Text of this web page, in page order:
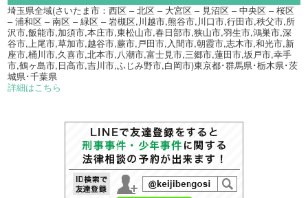
埼玉県全域(さいたま市：西区 – 北区 – 大宮区 – 見沼区 – 中央区 – 桜区
– 浦和区 – 南区 – 緑区 – 岩槻区,川越市,熊谷市,川口市,行田市,秩父市,所
沢市,飯能市,加須市,本庄市,東松山市,春日部市,狭山市,羽生市,鴻巣市,深
谷市,上尾市,草加市,越谷市,蕨市,戸田市,入間市,朝霞市,志木市,和光市,新
座市,桶川市,久喜市,北本市,八潮市,富士見市,三郷市,蓮田市,坂戸市,幸手
市,鶴ヶ島市,日高市,吉川市,ふじみ野市,白岡市)東京都･群馬県･栃木県･茨
城県･千葉県
詳細はこちら